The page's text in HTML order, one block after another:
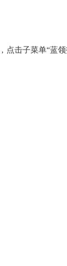
点击子菜单“蓝